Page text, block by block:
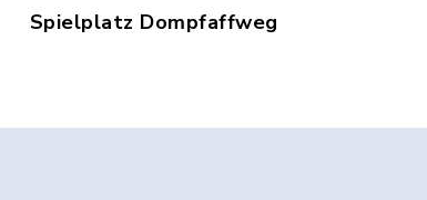
Spielplatz Dompfaffweg